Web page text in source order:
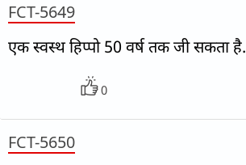
FCT-5649
एक स्वस्थ हिप्पो 50 वर्ष तक जी सकता है.
0
FCT-5650